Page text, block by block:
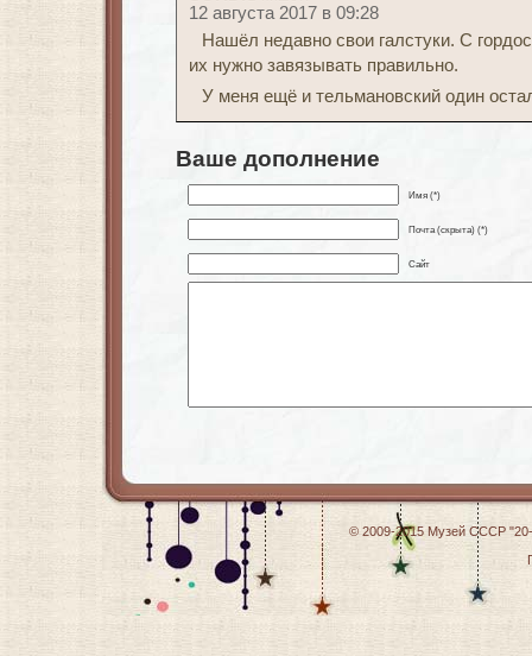
12 августа 2017 в 09:28
Нашёл недавно свои галстуки. С
их нужно завязывать правильно.
У меня ещё и тельмановский один
Ваше дополнение
Имя (*)
Почта (скрыта) (*)
Сайт
© 2009-2015 Музей СССР